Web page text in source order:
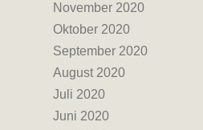
November 2020
Oktober 2020
September 2020
August 2020
Juli 2020
Juni 2020